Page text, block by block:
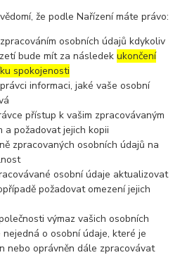
že podle Nařízení máte právo:
osobních údajů kdykoliv
bude mít za následekukončení
spokojenosti
informaci, jaké vaše osobní
přístup k vašim zpracovávaným
a požadovat jejich kopii
zpracovaných osobních údajů na
osobní údaje aktualizovat
požadovat omezení jejich
výmaz vašich osobních
nejedná o osobní údaje, které je
nebo oprávněn dále zpracovávat